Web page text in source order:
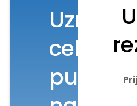
Uzmite
celo